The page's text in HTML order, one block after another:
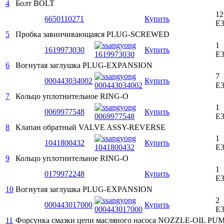
4 Болт BOLT
6650110271
Купить
12
5
Пробка завинчивающаяся PLUG-SCREWED
1619973030
Купить
1
6
Вогнутая заглушка PLUG-EXPANSION
000443034002
Купить
7
7
Кольцо уплотнительное RING-O
0069977548
Купить
1
8
Клапан обратный VALVE ASSY-REVERSE
1041800432
Купить
1
9
Кольцо уплотнительное RING-O
0179972248
Купить
1
10 Вогнутая заглушка PLUG-EXPANSION
000443017000
Купить
2
11 Форсунка смазки цепи масляного насоса NOZZLE-OIL